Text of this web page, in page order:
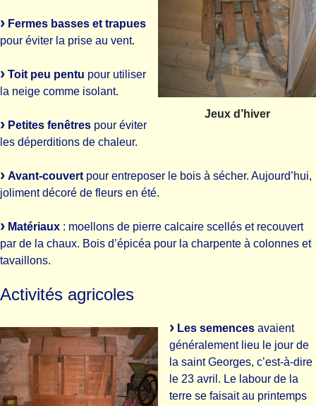
Jeux d’hiver
Fermes basses et trapues
pour éviter la prise au vent.
Toit peu pentu pour utiliser
la neige comme isolant.
Petites fenêtres pour éviter
les déperditions de chaleur.
Avant-couvert pour entreposer le bois à sécher. Aujourd’hui,
joliment décoré de fleurs en été.
Matériaux : moellons de pierre calcaire scellés et recouvert
par de la chaux. Bois d’épicéa pour la charpente à colonnes et
tavaillons.
Activités agricoles
Les semences avaient
généralement lieu le jour de
la saint Georges, c’est-à-dire
le 23 avril. Le labour de la
terre se faisait au printemps